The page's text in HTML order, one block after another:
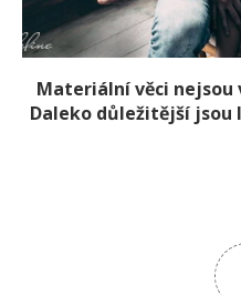
Materiální věci
Daleko důležitější jsou